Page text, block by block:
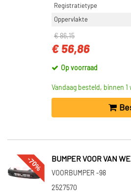
Registratietype
Oppervlakte
€ 86,15
€ 56,86
Op voorraad
Vandaag besteld, binnen
-70% BUMPER VOOR VAN
VOORBUMPER -98
2527570